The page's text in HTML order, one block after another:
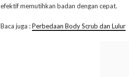
efektif memutihkan badan dengan cepat.
Baca juga :Perbedaan Body Scrub dan Lulur